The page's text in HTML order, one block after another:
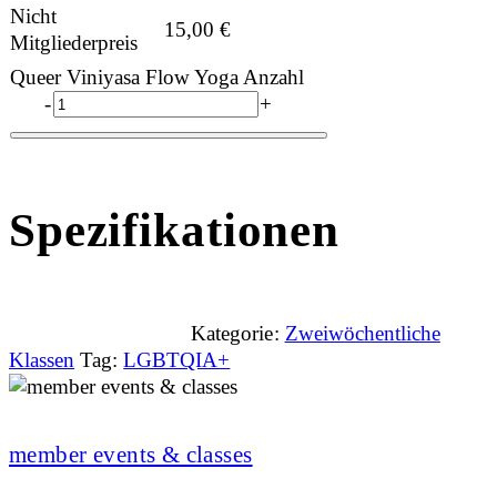
Nicht
Mitgliederpreis
15,00€
Queer Viniyasa Flow Yoga Anzahl
-
+
Spezifikationen
Kategorie: Zweiwöchentliche
Klassen Tag: LGBTQIA+
member events & classes